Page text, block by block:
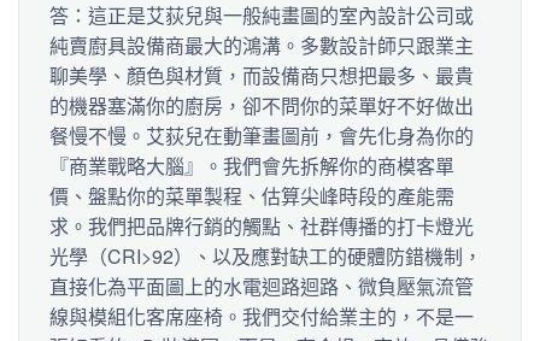
答：這正是艾荻兒與一般純畫圖的室內設計公司或
純賣廚具設備商最大的鴻溝。多數設計師只跟業主
聊美學、顏色與材質，而設備商只想把最多、最貴
的機器塞滿你的廚房，卻不問你的菜單好不好做出
餐慢不慢。艾荻兒在動筆畫圖前，會先化身為你的
『商業戰略大腦』。我們會先拆解你的商模客單
價、盤點你的菜單製程、估算尖峰時段的產能需
求。我們把品牌行銷的觸點、社群傳播的打卡燈光
光學（CRI>92）、以及應對缺工的硬體防錯機制，
直接化為平面圖上的水電迴路迴路、微負壓氣流管
線與模組化客席座椅。我們交付給業主的，不是一